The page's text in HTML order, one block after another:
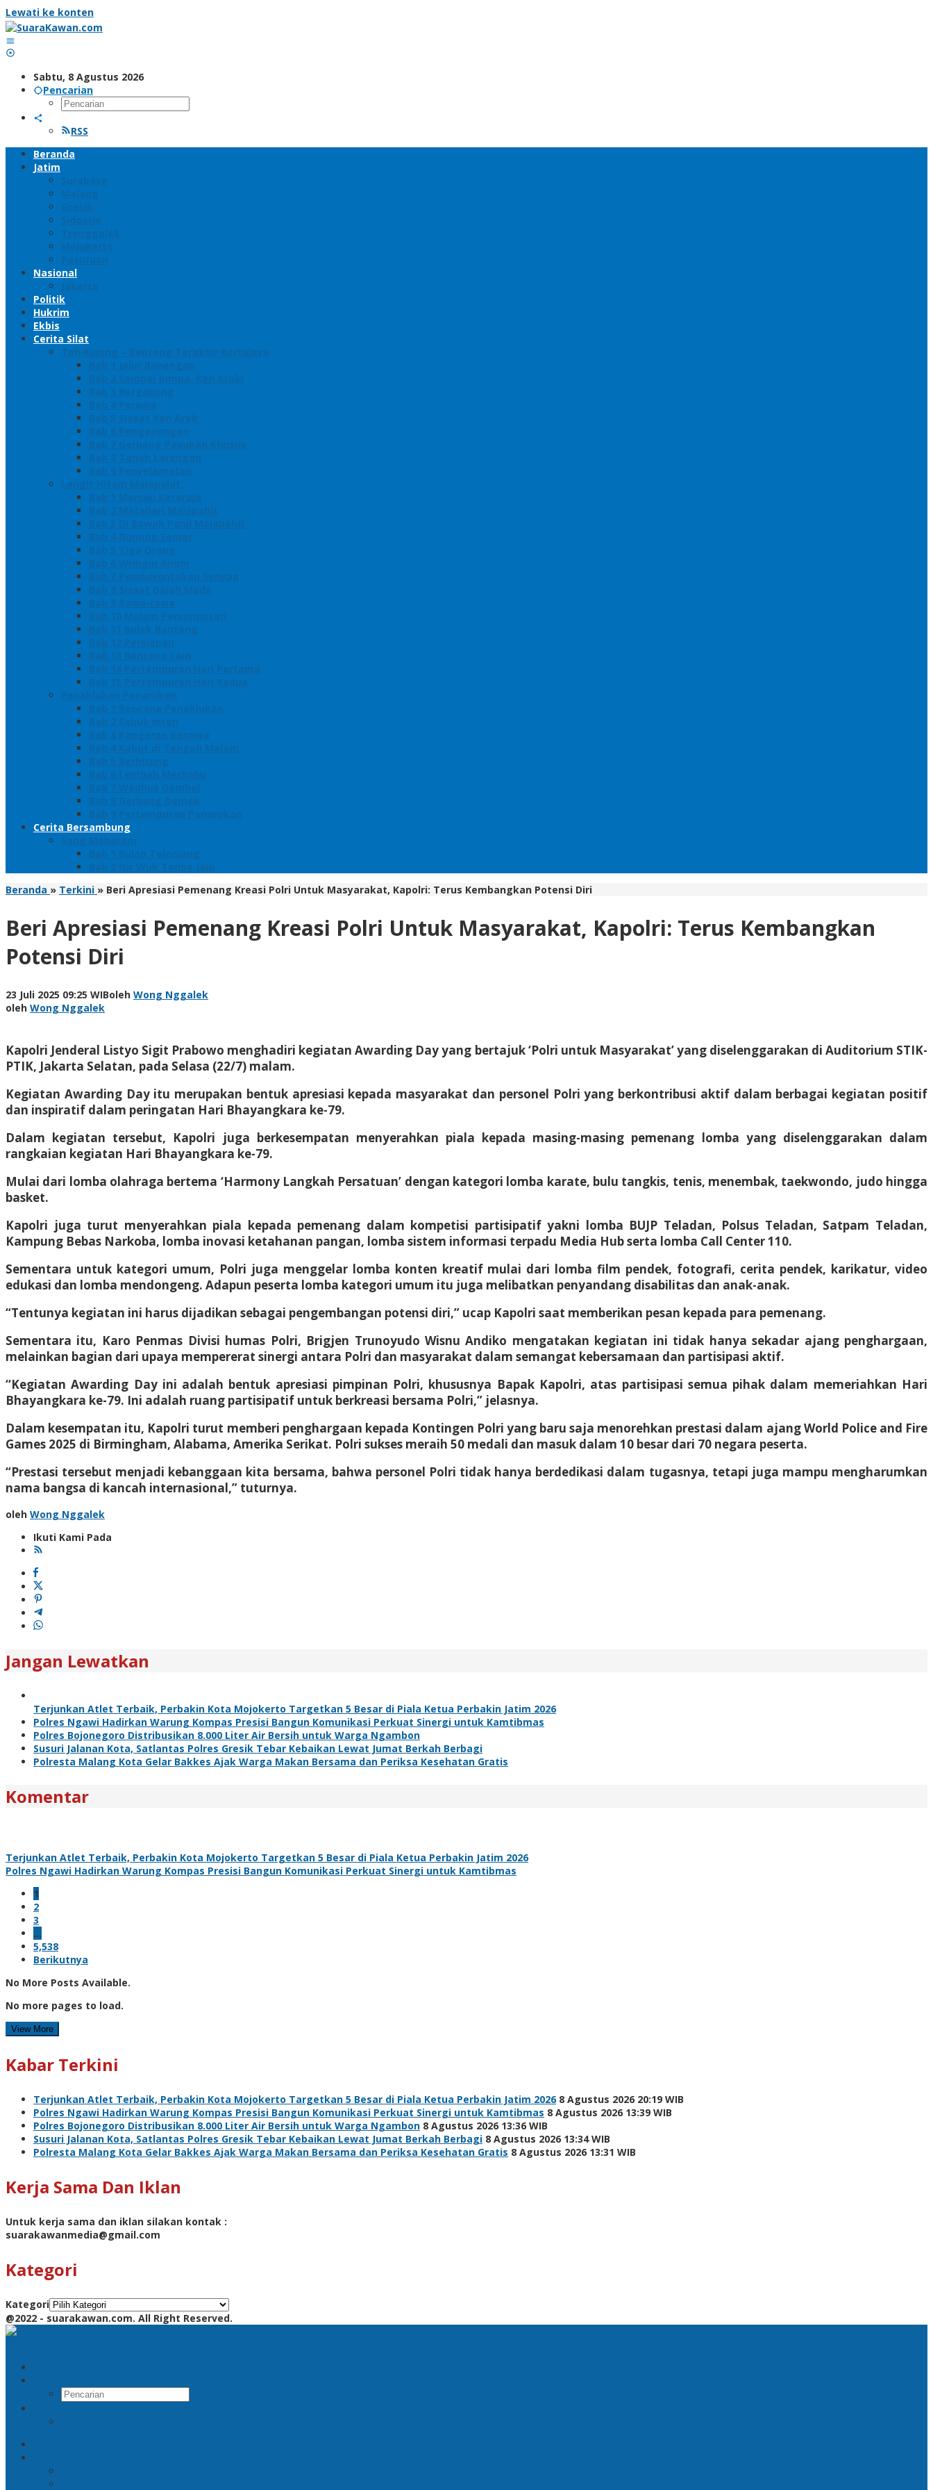
Lewati ke konten
Sabtu, 8 Agustus 2026
Pencarian
RSS
Beranda
Jatim
Surabaya
Malang
Gresik
Sidoarjo
Trenggalek
Mojokerto
Pasuruan
Nasional
Jakarta
Politik
Hukrim
Ekbis
Cerita Silat
Toh Kuning – Benteng Terakhir Kertajaya
Bab 1 Jalur Banengan
Bab 2 Sampai Jumpa, Ken Arok!
Bab 3 Bergabung
Bab 4 Perwira
Bab 5 Siasat Ken Arok
Bab 6 Pengepungan
Bab 7 Gerbang Pasukan Khusus
Bab 8 Tanah Larangan
Bab 9 Penyelamatan
Langit Hitam Majapahit
Bab 1 Menuju Kotaraja
Bab 2 Matahari Majapahit
Bab 3 Di Bawah Panji Majapahit
Bab 4 Gunung Semar
Bab 5 Tiga Orang
Bab 6 Wringin Anom
Bab 7 Pemberontakan Senyap
Bab 8 Siasat Gajah Mada
Bab 9 Rawa-rawa
Bab 10 Malam Penumpasan
Bab 11 Bulak Banteng
Bab 12 Persiapan
Bab 13 Rencana Lain
Bab 14 Pertempuran Hari Pertama
Bab 15 Pertempuran Hari Kedua
Penaklukan Panarukan
Bab 1 Rencana Penaklukan
Bab 2 Sabuk Inten
Bab 3 Pangeran Benawa
Bab 4 Kabut di Tengah Malam
Bab 5 Berhitung
Bab 6 Lembah Merbabu
Bab 7 Wedhus Gembel
Bab 8 Gerbang Demak
Bab 9 Pertempuran Panarukan
Cerita Bersambung
Sang Maharani
Bab 1 Bulan Telanjang
Bab 2 Nir Wuk Tanpa Jalu
Beranda » Terkini » Beri Apresiasi Pemenang Kreasi Polri Untuk Masyarakat, Kapolri: Terus Kembangkan Potensi Diri
Beri Apresiasi Pemenang Kreasi Polri Untuk Masyarakat, Kapolri: Terus Kembangkan
Potensi Diri
23 Juli 2025 09:25 WIBoleh Wong Nggalek
oleh Wong Nggalek
Kapolri Jenderal Listyo Sigit Prabowo menghadiri kegiatan Awarding Day yang bertajuk ‘Polri untuk Masyarakat’ yang diselenggarakan di Auditorium STIK-
PTIK, Jakarta Selatan, pada Selasa (22/7) malam.
Kegiatan Awarding Day itu merupakan bentuk apresiasi kepada masyarakat dan personel Polri yang berkontribusi aktif dalam berbagai kegiatan positif
dan inspiratif dalam peringatan Hari Bhayangkara ke-79.
Dalam kegiatan tersebut, Kapolri juga berkesempatan menyerahkan piala kepada masing-masing pemenang lomba yang diselenggarakan dalam
rangkaian kegiatan Hari Bhayangkara ke-79.
Mulai dari lomba olahraga bertema ‘Harmony Langkah Persatuan’ dengan kategori lomba karate, bulu tangkis, tenis, menembak, taekwondo, judo hingga
basket.
Kapolri juga turut menyerahkan piala kepada pemenang dalam kompetisi partisipatif yakni lomba BUJP Teladan, Polsus Teladan, Satpam Teladan,
Kampung Bebas Narkoba, lomba inovasi ketahanan pangan, lomba sistem informasi terpadu Media Hub serta lomba Call Center 110.
Sementara untuk kategori umum, Polri juga menggelar lomba konten kreatif mulai dari lomba film pendek, fotografi, cerita pendek, karikatur, video
edukasi dan lomba mendongeng. Adapun peserta lomba kategori umum itu juga melibatkan penyandang disabilitas dan anak-anak.
“Tentunya kegiatan ini harus dijadikan sebagai pengembangan potensi diri,” ucap Kapolri saat memberikan pesan kepada para pemenang.
Sementara itu, Karo Penmas Divisi humas Polri, Brigjen Trunoyudo Wisnu Andiko mengatakan kegiatan ini tidak hanya sekadar ajang penghargaan,
melainkan bagian dari upaya mempererat sinergi antara Polri dan masyarakat dalam semangat kebersamaan dan partisipasi aktif.
“Kegiatan Awarding Day ini adalah bentuk apresiasi pimpinan Polri, khususnya Bapak Kapolri, atas partisipasi semua pihak dalam memeriahkan Hari
Bhayangkara ke-79. Ini adalah ruang partisipatif untuk berkreasi bersama Polri,” jelasnya.
Dalam kesempatan itu, Kapolri turut memberi penghargaan kepada Kontingen Polri yang baru saja menorehkan prestasi dalam ajang World Police and Fire
Games 2025 di Birmingham, Alabama, Amerika Serikat. Polri sukses meraih 50 medali dan masuk dalam 10 besar dari 70 negara peserta.
“Prestasi tersebut menjadi kebanggaan kita bersama, bahwa personel Polri tidak hanya berdedikasi dalam tugasnya, tetapi juga mampu mengharumkan
nama bangsa di kancah internasional,” tuturnya.
oleh Wong Nggalek
Ikuti Kami Pada
Jangan Lewatkan
Terjunkan Atlet Terbaik, Perbakin Kota Mojokerto Targetkan 5 Besar di Piala Ketua Perbakin Jatim 2026
Polres Ngawi Hadirkan Warung Kompas Presisi Bangun Komunikasi Perkuat Sinergi untuk Kamtibmas
Polres Bojonegoro Distribusikan 8.000 Liter Air Bersih untuk Warga Ngambon
Susuri Jalanan Kota, Satlantas Polres Gresik Tebar Kebaikan Lewat Jumat Berkah Berbagi
Polresta Malang Kota Gelar Bakkes Ajak Warga Makan Bersama dan Periksa Kesehatan Gratis
Komentar
Terjunkan Atlet Terbaik, Perbakin Kota Mojokerto Targetkan 5 Besar di Piala Ketua Perbakin Jatim 2026
Polres Ngawi Hadirkan Warung Kompas Presisi Bangun Komunikasi Perkuat Sinergi untuk Kamtibmas
1
2
3
…
5,538
Berikutnya
No More Posts Available.
No more pages to load.
View More
Kabar Terkini
Terjunkan Atlet Terbaik, Perbakin Kota Mojokerto Targetkan 5 Besar di Piala Ketua Perbakin Jatim 2026 8 Agustus 2026 20:19 WIB
Polres Ngawi Hadirkan Warung Kompas Presisi Bangun Komunikasi Perkuat Sinergi untuk Kamtibmas 8 Agustus 2026 13:39 WIB
Polres Bojonegoro Distribusikan 8.000 Liter Air Bersih untuk Warga Ngambon 8 Agustus 2026 13:36 WIB
Susuri Jalanan Kota, Satlantas Polres Gresik Tebar Kebaikan Lewat Jumat Berkah Berbagi 8 Agustus 2026 13:34 WIB
Polresta Malang Kota Gelar Bakkes Ajak Warga Makan Bersama dan Periksa Kesehatan Gratis 8 Agustus 2026 13:31 WIB
Kerja Sama Dan Iklan
Untuk kerja sama dan iklan silakan kontak :
suarakawanmedia@gmail.com
Kategori
Kategori
@2022 - suarakawan.com. All Right Reserved.